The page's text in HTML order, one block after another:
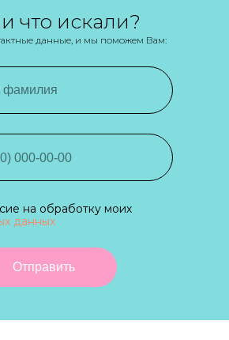
на обработку моих
данных
Отправить
что искали?
данные, и мы поможем Вам: